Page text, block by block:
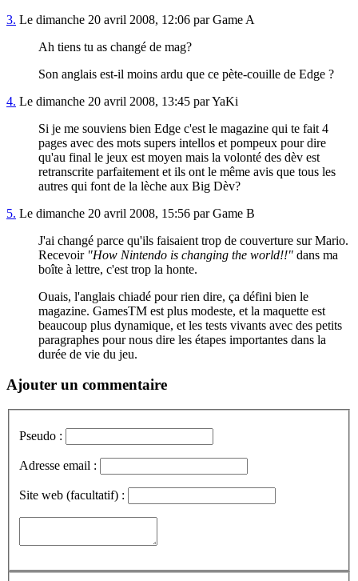
3. Le dimanche 20 avril 2008, 12:06 par Game A
Ah tiens tu as changé de mag?
Son anglais est-il moins ardu que ce pète-couille de Edge ?
4. Le dimanche 20 avril 2008, 13:45 par YaKi
Si je me souviens bien Edge c'est le magazine qui te fait 4
pages avec des mots supers intellos et pompeux pour dire
qu'au final le jeux est moyen mais la volonté des dèv est
retranscrite parfaitement et ils ont le même avis que tous les
autres qui font de la lèche aux Big Dèv?
5. Le dimanche 20 avril 2008, 15:56 par Game B
J'ai changé parce qu'ils faisaient trop de couverture sur Mario.
Recevoir "How Nintendo is changing the world!!" dans ma
boîte à lettre, c'est trop la honte.
Ouais, l'anglais chiadé pour rien dire, ça défini bien le
magazine. GamesTM est plus modeste, et la maquette est
beaucoup plus dynamique, et les tests vivants avec des petits
paragraphes pour nous dire les étapes importantes dans la
durée de vie du jeu.
Ajouter un commentaire
Pseudo :
Adresse email :
Site web (facultatif) :